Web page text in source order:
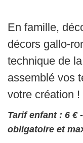
En famille,
décors gallo-
technique de
assemblé vos
votre création !
Tarif enfant : 6 €
obligatoire et